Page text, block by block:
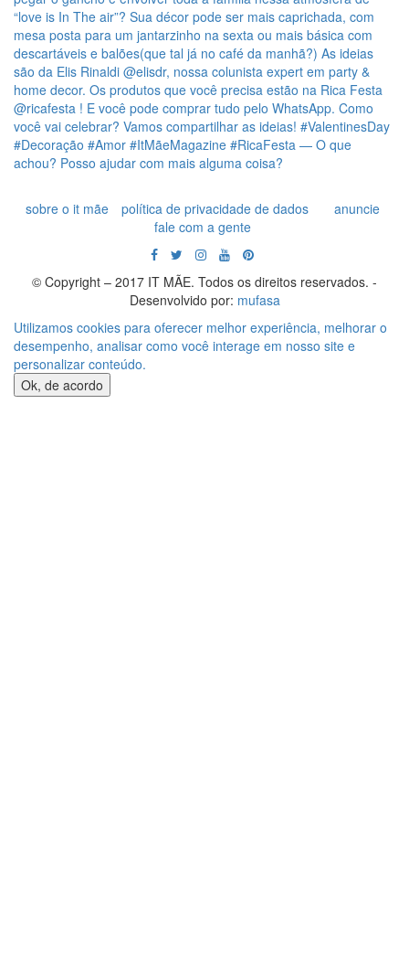
sobre o it mãe política de privacidade de dados
anuncie
fale com a gente
© Copyright – 2017 IT MÃE. Todos os direitos reservados. -
Desenvolvido por: mufasa
Utilizamos cookies para oferecer melhor experiência, melhorar o
desempenho, analisar como você interage em nosso site e
personalizar conteúdo.
Ok, de acordo